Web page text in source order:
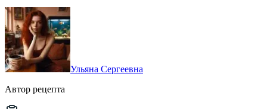
Ульяна Сергеевна
Автор рецепта